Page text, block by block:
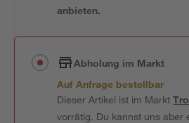
anbieten.
Abholung im Markt
Auf Anfrage bestellbar
Dieser Artikel ist im Markt
vorrätig. Du kannst uns aber